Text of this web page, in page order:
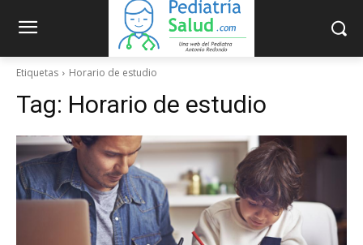
Etiquetas Horario de estudio
Tag: Horario de estudio